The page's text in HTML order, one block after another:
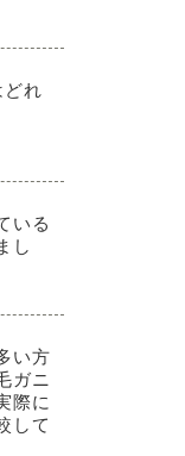
れ
いる
し
い方
ガニ
際に
して